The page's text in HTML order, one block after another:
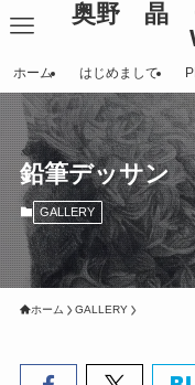
奥野 晶
ホーム はじめまして
鉛筆デッサン
GALLERY
ホーム GALLERY